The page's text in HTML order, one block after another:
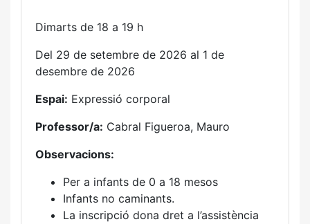
Dimarts de 18 a 19 h
Del 29 de setembre de 2026 al 1 de
desembre de 2026
Espai: Expressió corporal
Professor/a: Cabral Figueroa, Mauro
Observacions:
Per a infants de 0 a 18 mesos
Infants no caminants.
La inscripció dona dret a l’assistència